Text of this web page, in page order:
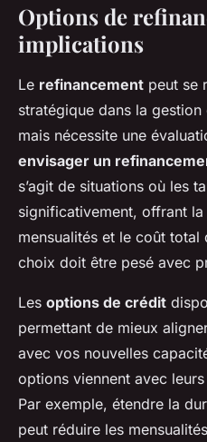
Options de
implications
Le refinancement peut se
stratégique dans la
mais nécessite une
envisager un
s’agit de situations où les
significativement, offrant
mensualités et le coût
choix doit être pesé avec
Les options de crédit
permettant de mieux
avec vos nouvelles
options viennent avec leurs
Par exemple, étendre la
peut réduire les